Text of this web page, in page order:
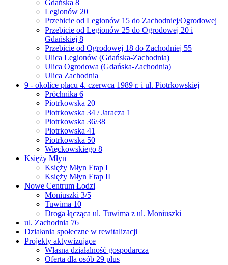
Gdańska 8
Legionów 20
Przebicie od Legionów 15 do Zachodniej/Ogrodowej
Przebicie od Legionów 25 do Ogrodowej 20 i
Gdańskiej 8
Przebicie od Ogrodowej 18 do Zachodniej 55
Ulica Legionów (Gdańska-Zachodnia)
Ulica Ogrodowa (Gdańska-Zachodnia)
Ulica Zachodnia
9 - okolice placu 4. czerwca 1989 r. i ul. Piotrkowskiej
Próchnika 6
Piotrkowska 20
Piotrkowska 34 / Jaracza 1
Piotrkowska 36/38
Piotrkowska 41
Piotrkowska 50
Więckowskiego 8
Księży Młyn
Księży Młyn Etap I
Księży Młyn Etap II
Nowe Centrum Łodzi
Moniuszki 3/5
Tuwima 10
Droga łącząca ul. Tuwima z ul. Moniuszki
ul. Zachodnia 76
Działania społeczne w rewitalizacji
Projekty aktywizujące
Własna działalność gospodarcza
Oferta dla osób 29 plus